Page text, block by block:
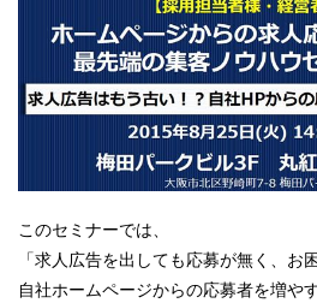
このセミナーでは、
「求人広告を出しても応募が無く、お
自社ホームページからの応募者を増や